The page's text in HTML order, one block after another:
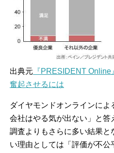
出典元 『PRESIDENT Online
奮起させるには
ダイヤモンドオンラインに
会社はやる気が出ない」と
調査よりもさらに多い結果と
い理由としては「評価が不公